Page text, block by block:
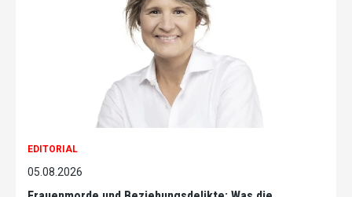
EDITORIAL
05.08.2026